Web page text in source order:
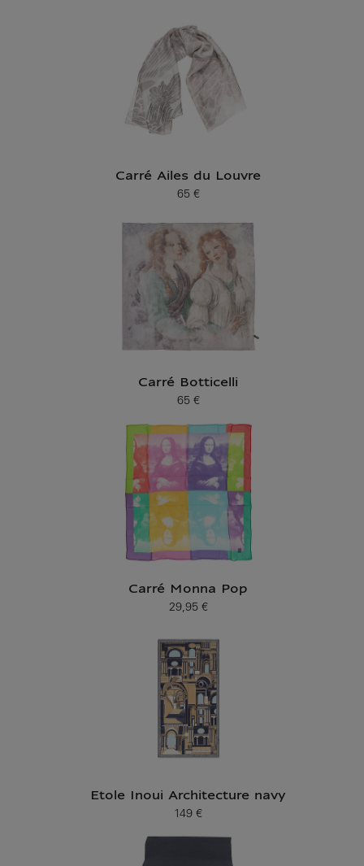
Carré Ailes du Louvre
Prix ​​actuel
65 €
Carré Botticelli
Prix ​​actuel
65 €
Carré Monna Pop
Prix ​​actuel
29,95 €
Etole Inoui Architecture navy
Prix ​​actuel
149 €